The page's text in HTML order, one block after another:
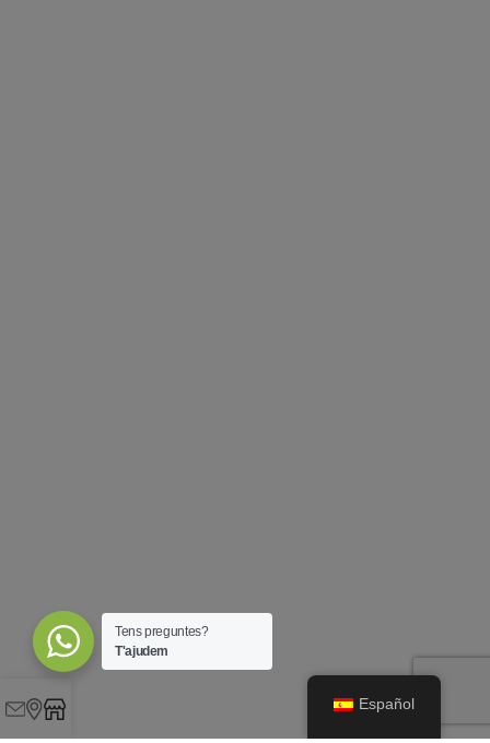
Español
Tens preguntes?
T'ajudem